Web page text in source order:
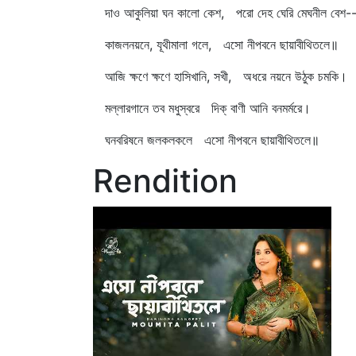
দাও আকুলিয়া ঘন কালো কেশ, পরো দেহ ঘেরি মেঘনীল বেশ--
কাজলনয়নে, যূথীমালা গলে, এসো নীপবনে ছায়াবীথিতলে॥
আজি ক্ষণে ক্ষণে হাসিখানি, সখী, অধরে নয়নে উঠুক চমকি।
মল্লারগানে তব মধুস্বরে দিক্‌ বাণী আনি বনমর্মরে।
ঘনবরিষনে জলকলকলে এসো নীপবনে ছায়াবীথিতলে॥
Rendition